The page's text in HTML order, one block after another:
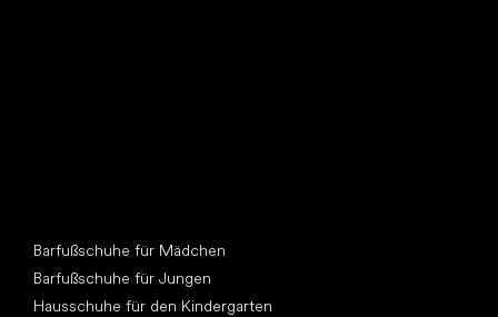
Barfußschuhe für Mädchen
Barfußschuhe für Jungen
Hausschuhe für den Kindergarten